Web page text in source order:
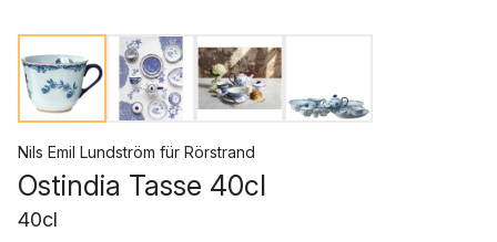
Nils Emil Lundström für Rörstrand
Ostindia Tasse 40cl
40cl